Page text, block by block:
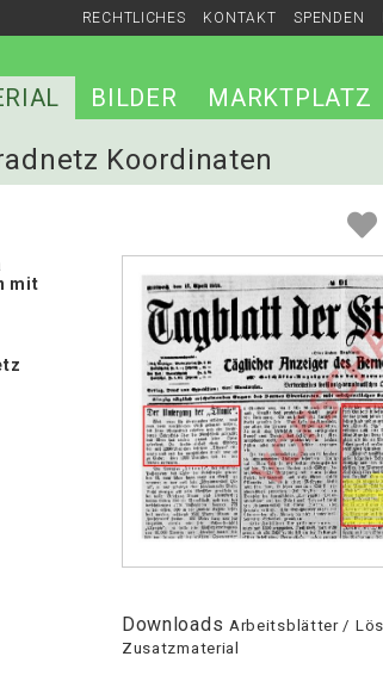
RECHTLICHES KONTAKT SPENDEN
BILDER MARKTPLATZ
Koordinaten
mit
Downloads Arbeitsblätter /
Zusatzmaterial